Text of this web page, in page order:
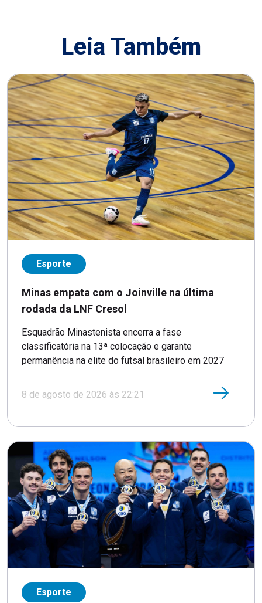
Leia Também
Esporte
Minas empata com o Joinville na última
rodada da LNF Cresol
Esquadrão Minastenista encerra a fase
classificatória na 13ª colocação e garante
permanência na elite do futsal brasileiro em 2027
8 de agosto de 2026 às 22:21
Esporte